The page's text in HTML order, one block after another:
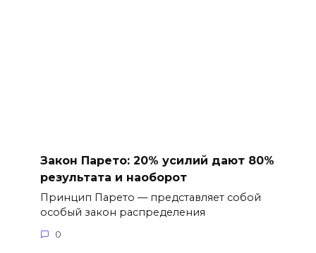
Закон Парето: 20% усилий дают 80%
результата и наоборот
Принцип Парето — представляет собой
особый закон распределения
0